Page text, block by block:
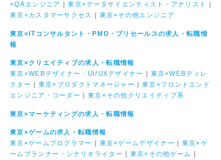
×QAエンジニア
|東京×データサイエンティスト・アナリスト
東京×カスタマーサクセス
東京×その他エンジニア
東京×ITコンサルタント・PMO・プリセールスの求人・転職情
報
東京×クリエイティブの求人・転職情報
東京×WEBデザイナー・UI/UXデザイナー
東京×WEBディレ
クター
東京×プロダクトマネージャー
東京×フロントエンド
エンジニア・コーダー
東京×その他クリエイティブ系
東京×マーケティングの求人・転職情報
東京×ゲームの求人・転職情報
東京×ゲームプログラマー
東京×ゲームデザイナー
東京×ゲ
ームプランナー・シナリオライター
東京×その他ゲーム